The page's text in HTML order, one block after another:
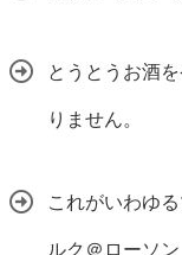
とうとうお酒
りません。
これがいわゆ
ルク＠ローソン